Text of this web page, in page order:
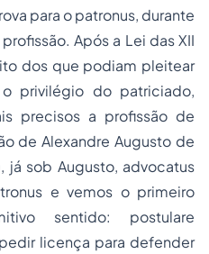
para opatronus, durante
Após a Lei das XII
dos que podiam pleitear
privilégio do patriciado,
precisos a profissão de
de Alexandre Augusto de
já sob Augusto, advocatus
e vemos o primeiro
sentido: postulare
licença para defender